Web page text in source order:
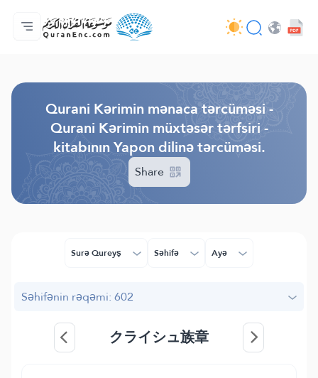
Ana səhifə
Tərcümənin mündəricatı
Audio
Tərtibatçıların xidməti - API
Layihə haqqında
Bizimlə əlaqə saxla
Dil
Qurani Kərimin mənaca tərcüməsi -
Qurani Kərimin müxtəsər tərfsiri -
kitabının Yapon dilinə tərcüməsi.
Share
Surə Qureyş Səhifə Ayə
Səhifənin rəqəmi: 602
クライシュ族章